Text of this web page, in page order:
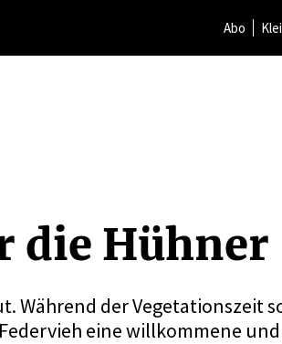
Abo
die Hühner
Während der Vegetationszeit
eine willkommene